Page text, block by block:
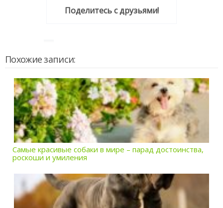
Поделитесь с друзьями!
Похожие записи:
Самые красивые собаки в мире – парад достоинства,
роскоши и умиления